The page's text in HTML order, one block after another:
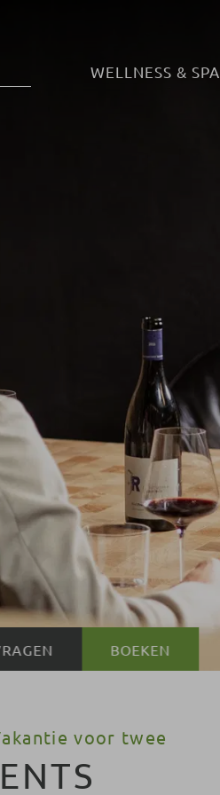
WELLNESS & SPA
BOEKEN
voor twee